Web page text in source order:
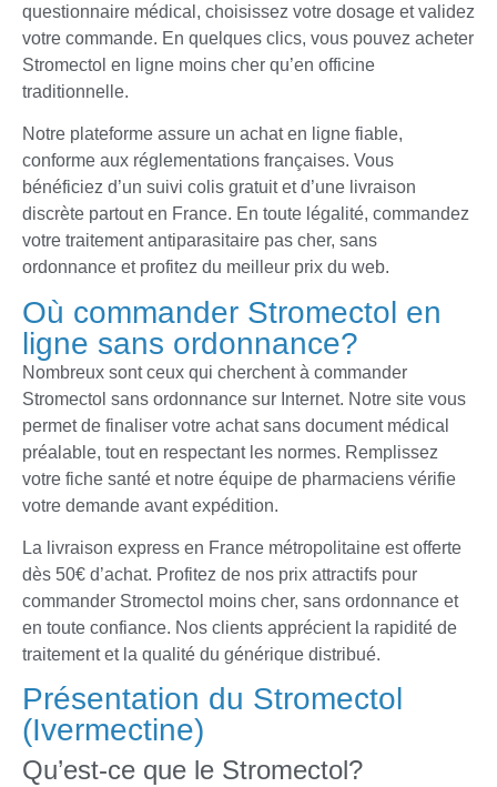
questionnaire médical, choisissez votre dosage et validez
votre commande. En quelques clics, vous pouvez acheter
Stromectol en ligne moins cher qu’en officine
traditionnelle.
Notre plateforme assure un achat en ligne fiable,
conforme aux réglementations françaises. Vous
bénéficiez d’un suivi colis gratuit et d’une livraison
discrète partout en France. En toute légalité, commandez
votre traitement antiparasitaire pas cher, sans
ordonnance et profitez du meilleur prix du web.
Où commander Stromectol en
ligne sans ordonnance?
Nombreux sont ceux qui cherchent à commander
Stromectol sans ordonnance sur Internet. Notre site vous
permet de finaliser votre achat sans document médical
préalable, tout en respectant les normes. Remplissez
votre fiche santé et notre équipe de pharmaciens vérifie
votre demande avant expédition.
La livraison express en France métropolitaine est offerte
dès 50€ d’achat. Profitez de nos prix attractifs pour
commander Stromectol moins cher, sans ordonnance et
en toute confiance. Nos clients apprécient la rapidité de
traitement et la qualité du générique distribué.
Présentation du Stromectol
(Ivermectine)
Qu’est-ce que le Stromectol?